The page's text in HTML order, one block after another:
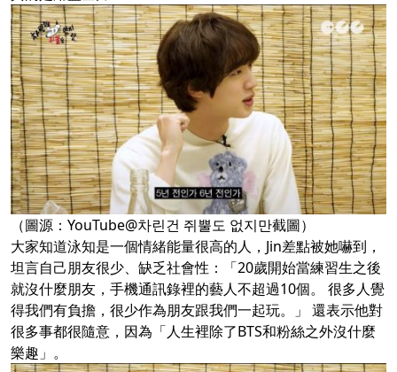
（圖源：YouTube@차린건 쥐뿔도 없지만截圖）
大家知道泳知是一個情緒能量很高的人，Jin差點被她嚇到，
坦言自己朋友很少、缺乏社會性：「20歲開始當練習生之後
就沒什麼朋友，手機通訊錄裡的藝人不超過10個。 很多人覺
得我們有負擔，很少作為朋友跟我們一起玩。」 還表示他對
很多事都很隨意，因為「人生裡除了BTS和粉絲之外沒什麼
樂趣」。